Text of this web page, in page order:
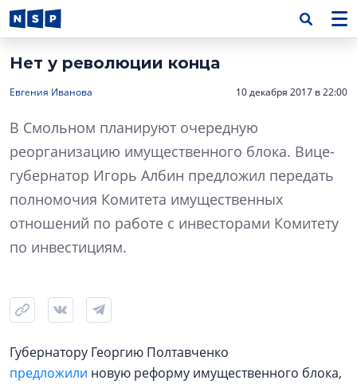
Нет у революции конца
Евгения Иванова 10 декабря 2017 в 22:00
В Смольном планируют очередную
реорганизацию имущественного блока. Вице-
губернатор Игорь Албин предложил передать
полномочия Комитета имущественных
отношений по работе с инвесторами Комитету
по инвестициям.
Губернатору Георгию Полтавченко
предложили новую реформу имущественного блока,